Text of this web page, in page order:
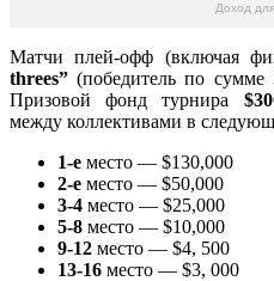
Доход
Матчи плей-офф (включая
threes” (победитель по сумме
Призовой фонд турнира
между коллективами в
1-е место — $130,000
2-е место — $50,000
3-4 место — $25,000
5-8 место — $10,000
9-12 место — $4, 500
13-16 место — $3, 000